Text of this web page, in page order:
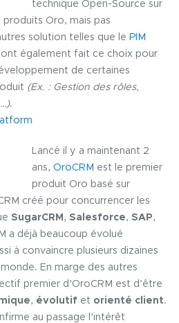
technique Open-Source sur
produits Oro, mais pas
solution telles que le PIM
ont également fait ce choix pour
de certaines
(Ex. : Gestion des rôles,
.
Lancé il y a maintenant 2
ans,OroCRM est le premier
produit Oro basé sur
créé pour concurrencer les
SugarCRM , Salesforce, SAP,
a déjà beaucoup évolué
à convaincre plusieurs dizaines
En marge des autres
premier d’OroCRM est d’être
, évolutif et orienté client.
au passage l’intérêt